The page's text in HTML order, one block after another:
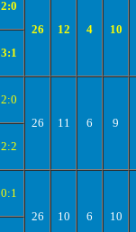
2:0
26
12 4 10
3:1
2:0
26
11 6 9
2:2
0:1
26
10 6 10